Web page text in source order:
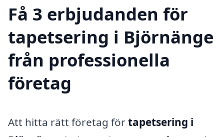
Få 3 erbjudanden för
tapetsering i Björnänge
från professionella
företag
Att hitta rätt företag förtapetsering i